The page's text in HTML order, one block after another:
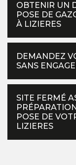
OBTENIR UN
POSE DE
À LIZIERES
DEMANDEZ
SANS
SITE FERMÉ
POSE DE
LIZIERES